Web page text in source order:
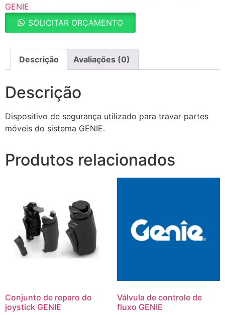
GENIE
SOLICITAR ORÇAMENTO
Descrição Avaliações (0)
Descrição
Dispositivo de segurança utilizado para travar partes
móveis do sistema GENIE.
Produtos relacionados
Conjunto de reparo do
joystick GENIE
Válvula de controle de
fluxo GENIE